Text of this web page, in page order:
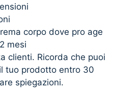
corpo dove pro age
mesi
clienti. Ricorda che puoi
tuo prodotto entro 30
spiegazioni.